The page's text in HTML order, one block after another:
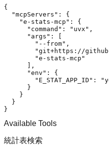
{
"mcpServers" :
{
"e-stats-mcp" :
{
"command" : "uvx" ,
"args" :
[
"--from" ,
"git+https://
"e-stats-mcp"
] ,
"env" :
{
"E_STAT_APP_ID" :
}
}
}
}
Available Tools
統計表検索